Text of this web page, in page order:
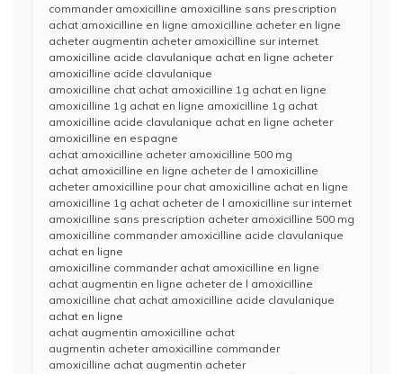
commander amoxicilline amoxicilline sans prescription
achat amoxicilline en ligne amoxicilline acheter en ligne
acheter augmentin acheter amoxicilline sur internet
amoxicilline acide clavulanique achat en ligne acheter
amoxicilline acide clavulanique
amoxicilline chat achat amoxicilline 1g achat en ligne
amoxicilline 1g achat en ligne amoxicilline 1g achat
amoxicilline acide clavulanique achat en ligne acheter
amoxicilline en espagne
achat amoxicilline acheter amoxicilline 500 mg
achat amoxicilline en ligne acheter de l amoxicilline
acheter amoxicilline pour chat amoxicilline achat en ligne
amoxicilline 1g achat acheter de l amoxicilline sur internet
amoxicilline sans prescription acheter amoxicilline 500 mg
amoxicilline commander amoxicilline acide clavulanique
achat en ligne
amoxicilline commander achat amoxicilline en ligne
achat augmentin en ligne acheter de l amoxicilline
amoxicilline chat achat amoxicilline acide clavulanique
achat en ligne
achat augmentin amoxicilline achat
augmentin acheter amoxicilline commander
amoxicilline achat augmentin acheter